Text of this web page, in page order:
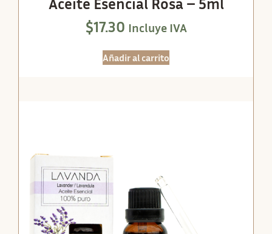
$17.30 Incluye IVA
Añadir al carrito